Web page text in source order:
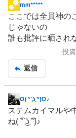
掲
示
板
記
mm*****
ここでは全員神の
じゃないの
誰も批評に晒され
投
返信
掲
示
板
Ω( ͡° ͜ʖ ͡°)Ω♪
ステムカイマルや
ね( ͡° ͜ʖ ͡°)♪